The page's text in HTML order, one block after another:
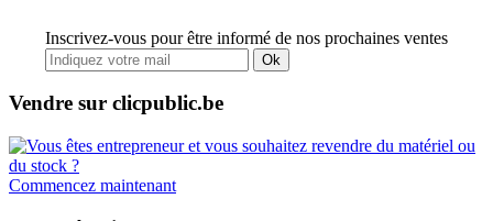
Inscrivez-vous pour être informé de nos prochaines ventes
Ok
Vendre sur clicpublic.be
Commencez maintenant